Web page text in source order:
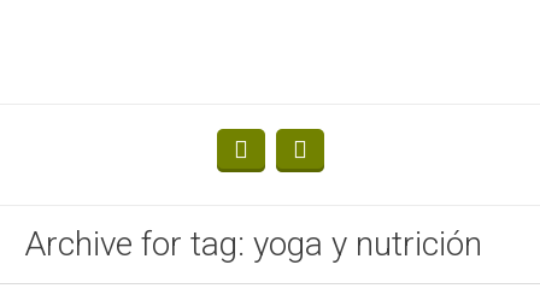
Archive for tag: yoga y nutrición